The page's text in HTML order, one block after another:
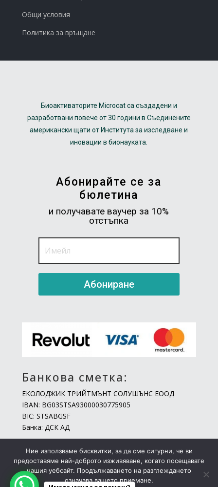
Общи условия
Политика за връщане
Биоактиваторите Microcat са създадени и
разработвани повече от 30 години в Съединените
американски щати от Института за изследване и
иновации в бионауката.
Абонирайте се за
бюлетина
и получавате ваучер за 10%
отстъпка
Абониране
Банкова сметка:
ЕКОЛОДЖИК ТРИЙТМЪНТ СОЛУШЪНС ЕООД
IBAN: BG03STSA93000030775905
BIC: STSABGSF
Банка: ДСК АД
Ние използваме бисквитки, за да сме сигурни, че ви
предоставяме най-доброто изживяване, когато посещавате
нашия уебсайт. Продължаването на разглеждането
означава вашето приемане.